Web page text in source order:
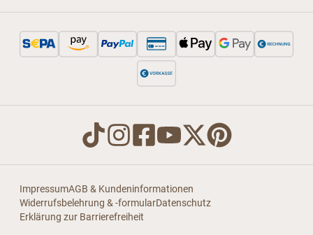
ImpressumAGB & Kundeninformationen
Widerrufsbelehrung & -formularDatenschutz
Erklärung zur Barrierefreiheit